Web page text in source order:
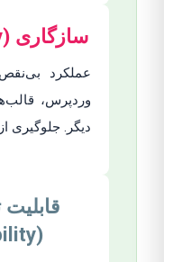
سازگاری (Compatibility)
عملکرد
وردپرس،
دیگر. جلوگیری
(Extensibility)